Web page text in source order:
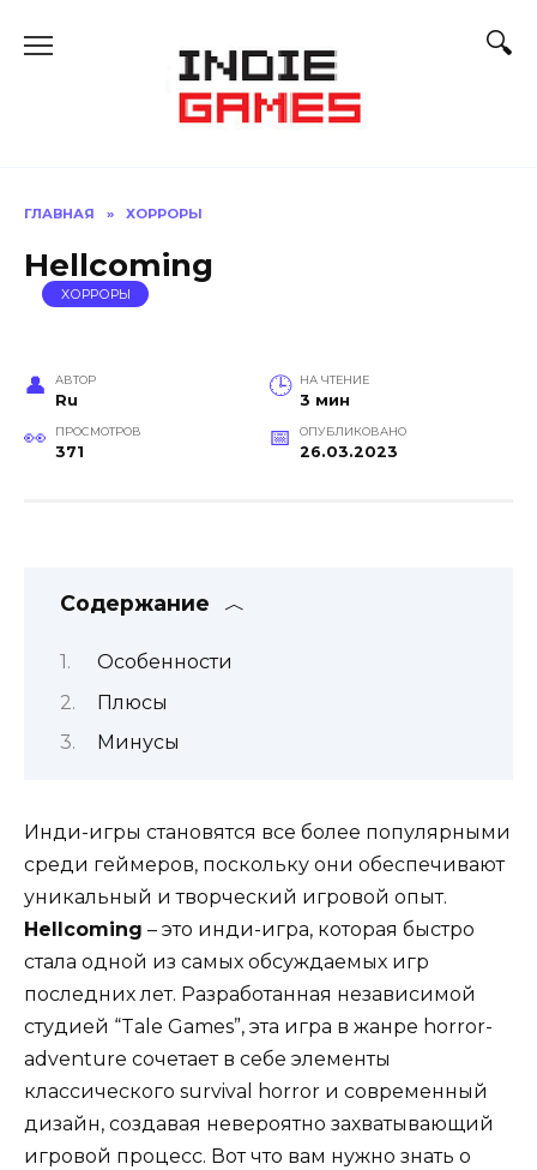
ГЛАВНАЯ » ХОРРОРЫ
Hellcoming
ХОРРОРЫ
АВТОР
Ru
НА ЧТЕНИЕ
3 мин
ПРОСМОТРОВ
371
ОПУБЛИКОВАНО
26.03.2023
Содержание
Особенности
Плюсы
Минусы
Инди-игры становятся все более популярными
среди геймеров, поскольку они обеспечивают
уникальный и творческий игровой опыт.
Hellcoming – это инди-игра, которая быстро
стала одной из самых обсуждаемых игр
последних лет. Разработанная независимой
студией “Tale Games”, эта игра в жанре horror-
adventure сочетает в себе элементы
классического survival horror и современный
дизайн, создавая невероятно захватывающий
игровой процесс. Вот что вам нужно знать о